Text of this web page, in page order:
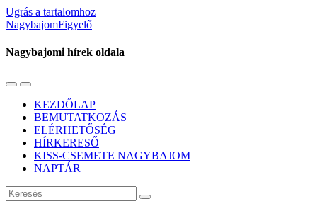
Ugrás a tartalomhoz
NagybajomFigyelő
Nagybajomi hírek oldala
Váltás
mobil
menüre
Használja
keresés
mezőt
KEZDŐLAP
BEMUTATKOZÁS
ELÉRHETŐSÉG
HÍRKERESŐ
KISS-CSEMETE NAGYBAJOM
NAPTÁR
Keresés